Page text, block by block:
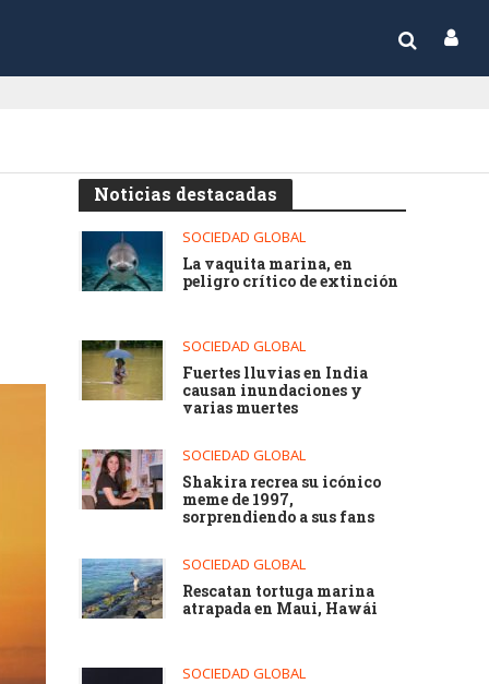
Noticias destacadas
SOCIEDAD GLOBAL
La vaquita marina, en
peligro crítico de extinción
SOCIEDAD GLOBAL
Fuertes lluvias en India
causan inundaciones y
varias muertes
SOCIEDAD GLOBAL
Shakira recrea su icónico
meme de 1997,
sorprendiendo a sus fans
SOCIEDAD GLOBAL
Rescatan tortuga marina
atrapada en Maui, Hawái
SOCIEDAD GLOBAL